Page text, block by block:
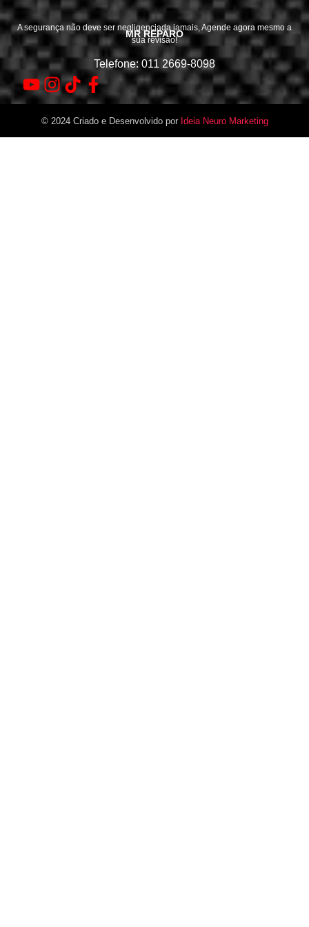
MR REPARO
A segurança não deve ser negligenciada jamais, Agende agora mesmo a
sua revisão!
Telefone: 011 2669-8098
© 2024 Criado e Desenvolvido por Ideia Neuro Marketing